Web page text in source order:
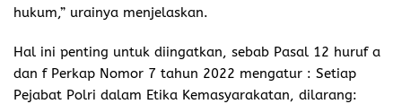
hukum,” urainya menjelaskan.
Hal ini penting untuk diingatkan, sebab Pasal 12 huruf a
dan f Perkap Nomor 7 tahun 2022 mengatur : Setiap
Pejabat Polri dalam Etika Kemasyarakatan, dilarang: